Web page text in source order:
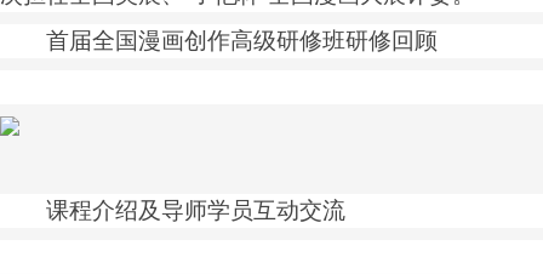
首届全国漫画创作高级研修班研修回顾
课程介绍及导师学员互动交流